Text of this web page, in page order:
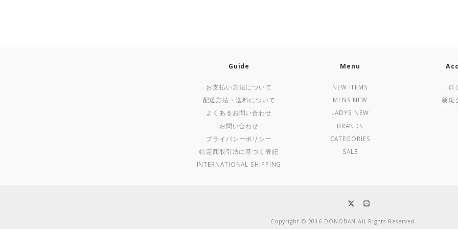
Guide
お支払い方法について
配送方法・送料について
よくあるお問い合わせ
お問い合わせ
プライバシーポリシー
特定商取引法に基づく表記
INTERNATIONAL SHIPPING
Menu
NEW ITEMS
MENS NEW
LADYS NEW
BRANDS
CATEGORIES
SALE
ロ
新規
Copyright © 2016 DONOBAN All Rights Reserved.